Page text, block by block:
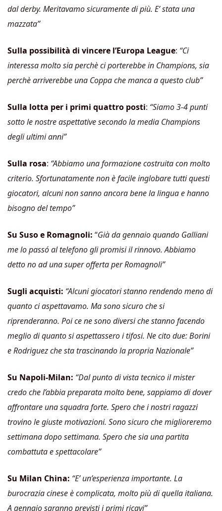
dal derby. Meritavamo sicuramente di più. E’ stata una
mazzata”
Sulla possibilità di vincere l’Europa League: “Ci
interessa molto sia perchè ci porterebbe in Champions, sia
perchè arriverebbe una Coppa che manca a questo club”
Sulla lotta per i primi quattro posti: “Siamo 3-4 punti
sotto le nostre aspettative secondo la media Champions
degli ultimi anni”
Sulla rosa: “Abbiamo una formazione costruita con molto
criterio. Sfortunatamente non è facile inglobare tutti questi
giocatori, alcuni non sanno ancora bene la lingua e hanno
bisogno del tempo”
Su Suso e Romagnoli: “Già da gennaio quando Galliani
me lo passó al telefono gli promisi il rinnovo. Abbiamo
detto no ad una super offerta per Romagnoli”
Sugli acquisti: “Alcuni giocatori stanno rendendo meno di
quanto ci aspettavamo. Ma sono sicuro che si
riprenderanno. Poi ce ne sono diversi che stanno facendo
meglio di quanto si aspettassero i tifosi. Ne cito due: Borini
e Rodriguez che sta trascinando la propria Nazionale”
Su Napoli-Milan: “Dal punto di vista tecnico il mister
credo che l’abbia preparata molto bene, sappiamo di dover
affrontare una squadra forte. Spero che i nostri ragazzi
trovino le giuste motivazioni. Sono sicuro che miglioreremo
settimana dopo settimana. Spero che sia una partita
combattuta e spettacolare”
Su Milan China: “E’ un’esperienza importante. La
burocrazia cinese è complicata, molto più di quella italiana.
A gennaio saranno previsti i primi ricavi”